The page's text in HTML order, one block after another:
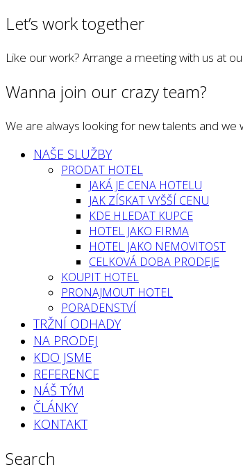
Let’s work together
Like our work? Arrange a meeting with us at
Wanna join our crazy team?
We are always looking for new talents and
NAŠE SLUŽBY
PRODAT HOTEL
JAKÁ JE CENA HOTELU
JAK ZÍSKAT VYŠŠÍ CENU
KDE HLEDAT KUPCE
HOTEL JAKO FIRMA
HOTEL JAKO NEMOVITOST
CELKOVÁ DOBA PRODEJE
KOUPIT HOTEL
PRONAJMOUT HOTEL
PORADENSTVÍ
TRŽNÍ ODHADY
NA PRODEJ
KDO JSME
REFERENCE
NÁŠ TÝM
ČLÁNKY
KONTAKT
Search